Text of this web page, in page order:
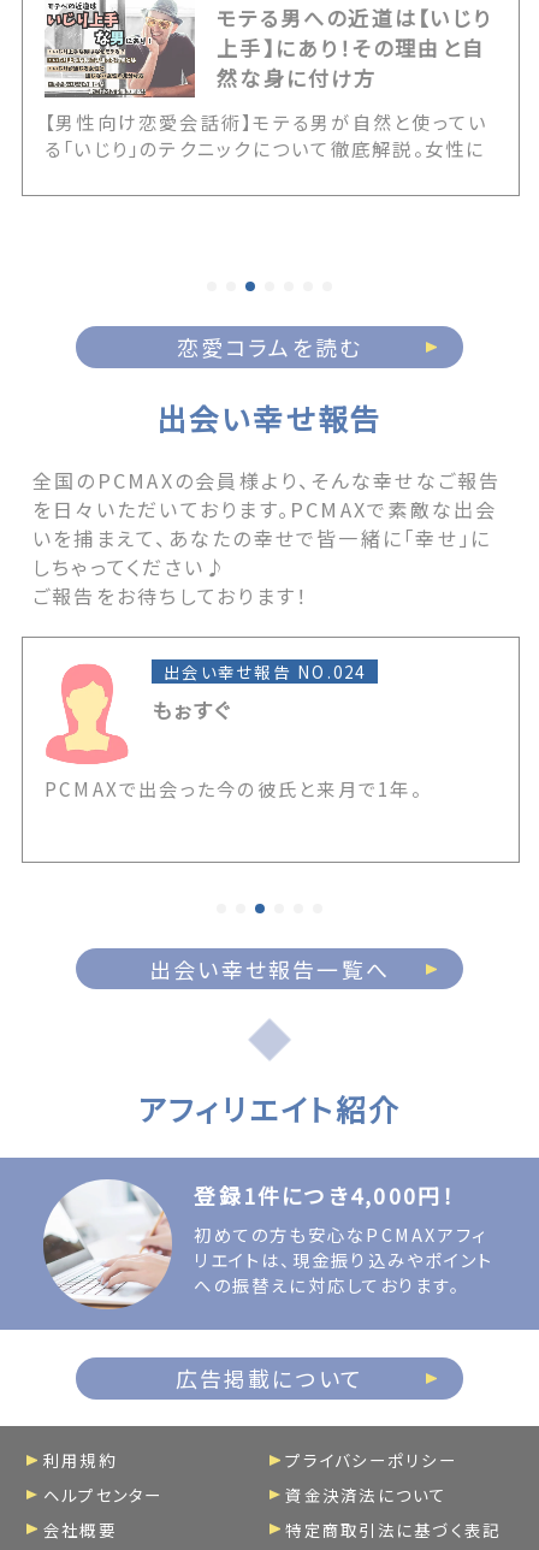
モテる男への近道は【いじり
上手】にあり！その理由と自
然な身に付け方
【男性向け恋愛会話術】モテる男が自然と使ってい
る「いじり」のテクニックについて徹底解説。女性に
りが通じる女性の見極め方を伝授します。また20
情報が満載です！ The post モテる男への近道は
first appeared on 出会いマッチングサイト
PCMAX.
恋愛コラムを読む
出会い幸せ報告
全国のPCMAXの会員様より、そんな幸せなご報告
を日々いただいております。PCMAXで素敵な出会
いを捕まえて、あなたの幸せで皆一緒に「幸せ」に
しちゃってください♪
ご報告をお待ちしております！
出会い幸せ報告 NO.024
もぉすぐ
PCMAXで出会った今の彼氏と来月で1年。
出会い幸せ報告一覧へ
アフィリエイト紹介
登録1件につき4,000円！
初めての方も安心なPCMAXアフィ
リエイトは、現金振り込みやポイント
への振替えに対応しております。
広告掲載について
利用規約
プライバシーポリシー
ヘルプセンター
資金決済法について
会社概要
特定商取引法に基づく表記